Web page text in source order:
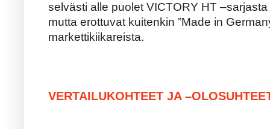
selvästi alle puolet VICTORY HT
mutta erottuvat kuitenkin ”Made in
markettikiikareista.
VERTAILUKOHTEET JA